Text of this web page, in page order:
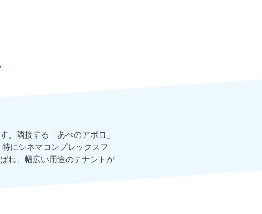
。隣接する「あべのアポロ」
にシネマコンプレックスフ
れ、幅広い用途のテナントが